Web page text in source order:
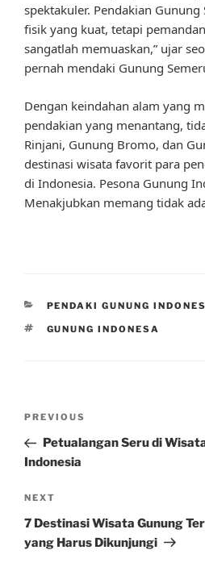
spektakuler. Pendakian
fisik yang kuat, tetapi
sangatlah memuaskan,” ujar
pernah mendaki Gunung
Dengan keindahan alam yang
pendakian yang menantang,
Rinjani, Gunung Bromo, dan
destinasi wisata favorit para
di Indonesia. Pesona Gunung
Menakjubkan memang tidak
CATEGORIES
PENDAKI GUNUNG
TAGS
GUNUNG INDONESA
Previous
Post
PREVIOUS
Petualangan Seru di
Indonesia
Next
Post
NEXT
7 Destinasi Wisata Gunung
yang Harus Dikunjungi